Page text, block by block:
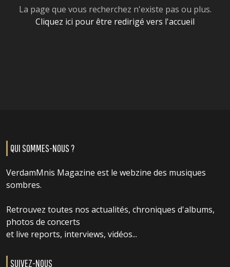
La page que vous recherchez n'existe pas ou plus.
Cliquez ici pour être redirigé vers l'accueil
QUI SOMMES-NOUS ?
VerdamMnis Magazine est le webzine des musiques
sombres.
Retrouvez toutes nos actualités, chroniques d'albums,
photos de concerts
et live reports, interviews, vidéos...
SUIVEZ-NOUS